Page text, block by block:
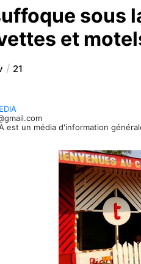
sous
et
21
est un média d'information